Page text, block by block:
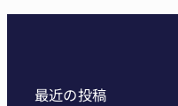
最近の投稿